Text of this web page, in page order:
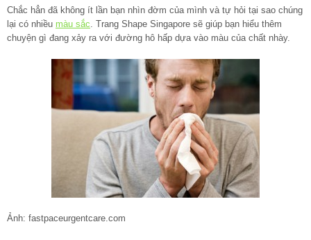
Chắc hẳn đã không ít lần bạn nhìn đờm của mình và tự hỏi tại sao chúng
lại có nhiều màu sắc. Trang Shape Singapore sẽ giúp bạn hiểu thêm
chuyện gì đang xảy ra với đường hô hấp dựa vào màu của chất nhày.
Ảnh: fastpaceurgentcare.com